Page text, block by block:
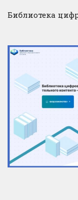
Библиотека